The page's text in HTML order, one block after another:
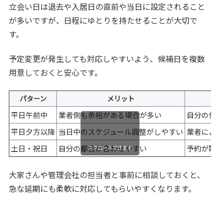
立会い日は退去や入居日の直前や当日に設定されること
が多いですが、日程にゆとりを持たせることが大切で
す。
予定変更が発生しても対応しやすいよう、候補日を複数
用意しておくと安心です。
パターン メリット
平日午前中 業者側も余裕がある場合が多い
自分の仕
平日夕方以降 当日中のスケジュール調整がしやすい 業者によ
土日・祝日
自分の都合が合わせやすい 予約が取
スクロールできます
大家さんや管理会社の担当者と事前に相談しておくと、
急な延期にも柔軟に対応してもらいやすくなります。